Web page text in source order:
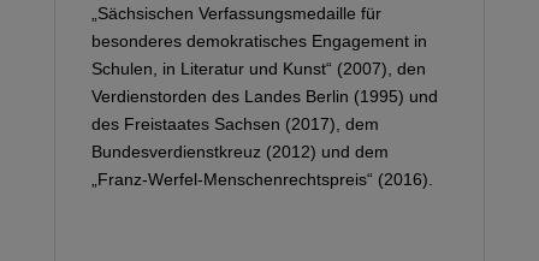
„Sächsischen Verfassungsmedaille für
besonderes demokratisches Engagement in
Schulen, in Literatur und Kunst“ (2007), den
Verdienstorden des Landes Berlin (1995) und
des Freistaates Sachsen (2017), dem
Bundesverdienstkreuz (2012) und dem
„Franz-Werfel-Menschenrechtspreis“ (2016).